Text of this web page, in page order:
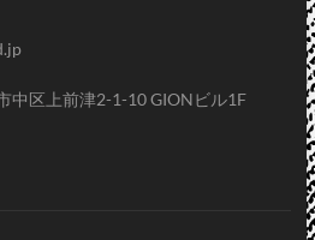
中区上前津2-1-10 GIONビル1F